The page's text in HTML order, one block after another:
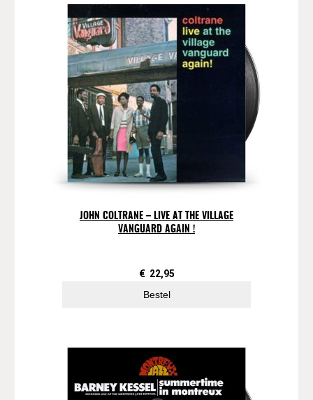
T
h
e
S
w
i
g
E
r
a
O
n
o
e
m
e
a
a
JOHN COLTRANE – LIVE AT THE VILLAGE
VANGUARD AGAIN !
€ 22,95
Bestel